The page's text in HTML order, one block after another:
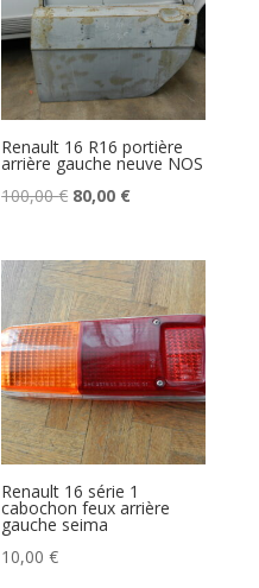
Renault 16 R16 portière
arrière gauche neuve NOS
100,00€ Le
initial
était :
100,00 €.
80,00 €Le
actuel
est :
80,00 €.
Renault 16 série 1
cabochon feux arrière
gauche seima
10,00€